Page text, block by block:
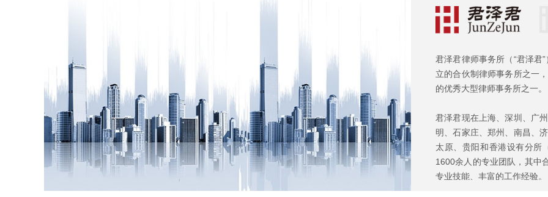
君泽君律师事务所（“君泽君
立的合伙制律师事务所之一
的优秀大型律师事务所之一。
君泽君现在上海、深圳、广
明、石家庄、郑州、南昌、
太原、贵阳和香港设有分所
1600余人的专业团队，其中
专业技能、丰富的工作经验。